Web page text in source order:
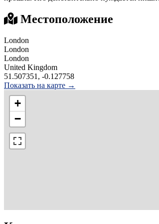
Местоположение
London
London
London
United Kingdom
51.507351, -0.127758
Показать на карте →
+
−